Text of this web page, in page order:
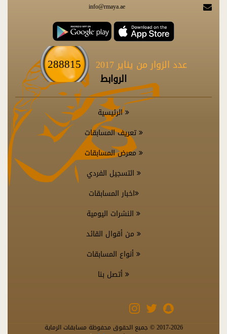
info@rmaya.ae
عدد الزوار من يناير 2017 288815
الروابط
الرئيسية
تعريف المسابقات
معرض المسابقات
التسجيل الفردي
اخبار المسابقات
النشرات اليومية
من أقوال القائد
أنواع المسابقات
أتصل بنا
2017-2026 © جميع الحقوق محفوظة مسابقات الرماية